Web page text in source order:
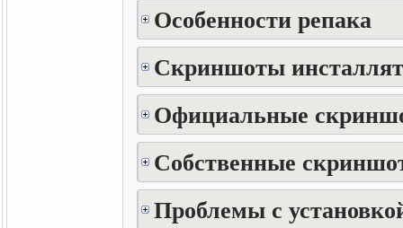
Особенности репака
Скриншоты
Официальные
Собственные
Проблемы с